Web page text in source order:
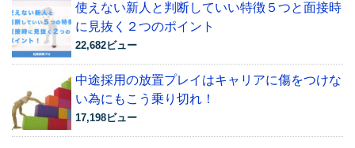
使えない新人と判断していい特徴５つと面接時
に見抜く２つのポイント
22,682ビュー
中途採用の放置プレイはキャリアに傷をつけな
い為にもこう乗り切れ！
17,198ビュー